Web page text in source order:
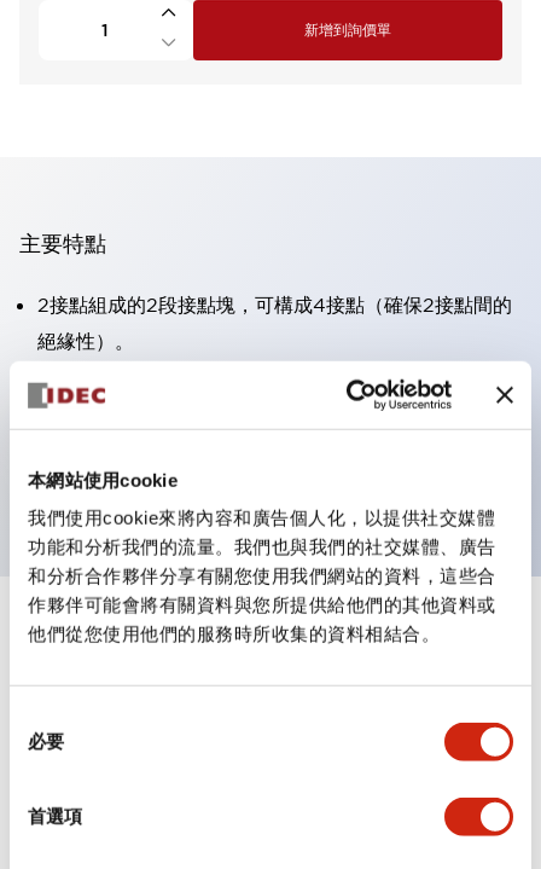
本網站使用cookie
我們使用cookie來將內容和廣告個人化，以提供社交媒體
功能和分析我們的流量。我們也與我們的社交媒體、廣告
和分析合作夥伴分享有關您使用我們網站的資料，這些合
作夥伴可能會將有關資料與您所提供給他們的其他資料或
他們從您使用他們的服務時所收集的資料相結合。
必要
首選項
新增到詢價單
主要特點
2接點組成的2段接點塊，可構成4接點（確保2接點間的
絕緣性）。
面板深度39.9mm（※11段接點塊）、59.9mm（※22段
接點塊）。可實現省空間設計。
防護結構
規格
審美規範
環境規範
功能規格